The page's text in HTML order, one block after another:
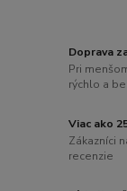
Doprava
Pri
rýchlo a
Viac ako
Zákazníci
recenzie